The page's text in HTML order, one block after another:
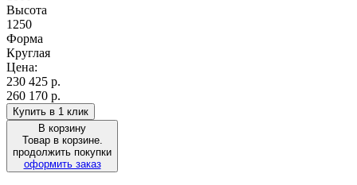
Высота
1250
Форма
Круглая
Цена:
230 425 р.
260 170 р.
Купить в 1 клик
В корзину
Товар в корзине.
продолжить покупки
оформить заказ